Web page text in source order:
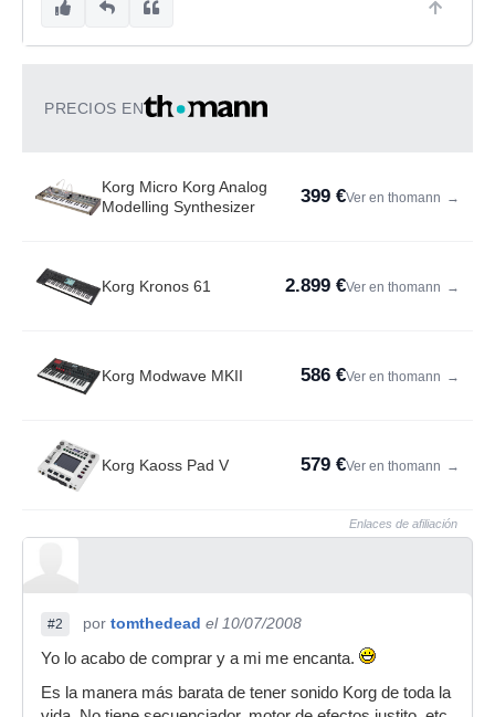
PRECIOS EN
Korg Micro Korg Analog
Modelling Synthesizer
399 €Ver en thomann →
Korg Kronos 61 2.899 €Ver en thomann →
Korg Modwave MKII 586 €Ver en thomann →
Korg Kaoss Pad V 579 €Ver en thomann →
Enlaces de afiliación
#2 por tomthedead el 10/07/2008
Yo lo acabo de comprar y a mi me encanta.
Es la manera más barata de tener sonido Korg de toda la